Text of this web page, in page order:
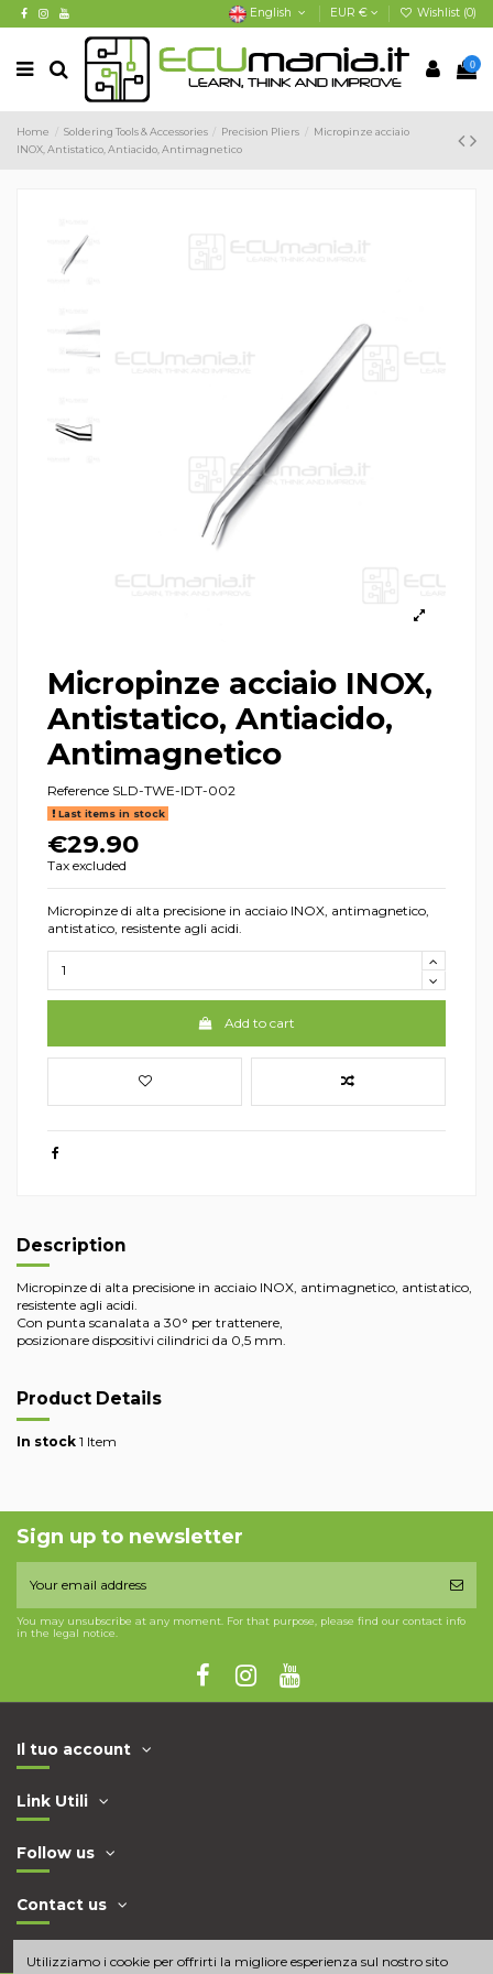
English EUR € Wishlist (0)
0
Home Soldering Tools & Accessories Precision Pliers
Micropinze acciaio
INOX, Antistatico, Antiacido, Antimagnetico
Micropinze acciaio INOX,
Antistatico, Antiacido,
Antimagnetico
Reference SLD-TWE-IDT-002
Last items in stock
€29.90
Tax excluded
Micropinze di alta precisione in acciaio INOX, antimagnetico,
antistatico, resistente agli acidi.
Add to cart
Description
Micropinze di alta precisione in acciaio INOX, antimagnetico, antistatico,
resistente agli acidi.
Con punta scanalata a 30° per trattenere,
posizionare dispositivi cilindrici da 0,5 mm.
Product Details
In stock 1 Item
Sign up to newsletter
You may unsubscribe at any moment. For that purpose, please find our contact info
in the legal notice.
Il tuo account
Link Utili
Follow us
Contact us
Utilizziamo i cookie per offrirti la migliore esperienza sul nostro sito